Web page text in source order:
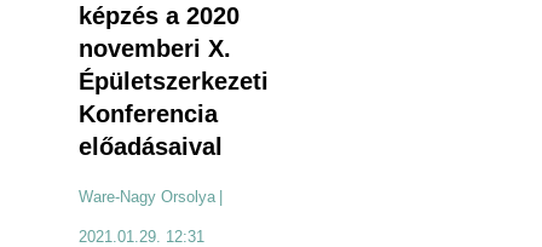
képzés a 2020
novemberi X.
Épületszerkezeti
Konferencia
előadásaival
Ware-Nagy Orsolya
2021.01.29. 12:31